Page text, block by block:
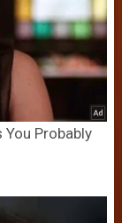
You Probably